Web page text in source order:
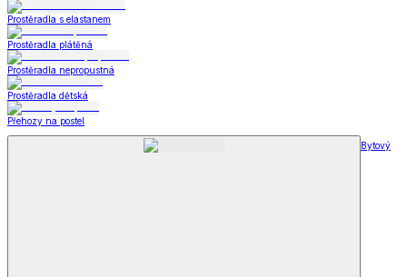
Prostěradla s elastanem
Prostěradla plátěná
Prostěradla nepropustná
Prostěradla dětská
Přehozy na postel
Bytový